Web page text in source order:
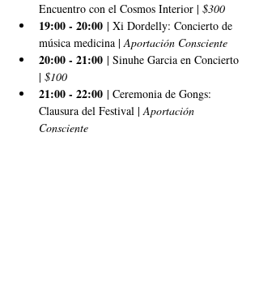
Encuentro con el Cosmos Interior | $300
19:00 - 20:00 | Xi Dordelly: Concierto de
música medicina | Aportación Consciente
20:00 - 21:00 | Sinuhe Garcia en Concierto
| $100
21:00 - 22:00 | Ceremonia de Gongs:
Clausura del Festival | Aportación
Consciente